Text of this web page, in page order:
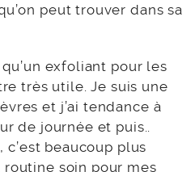
peut trouver dans sa
exfoliant pour les
très utile. Je suis une
et j’ai tendance à
de journée et puis..
c’est beaucoup plus
soin pour mes